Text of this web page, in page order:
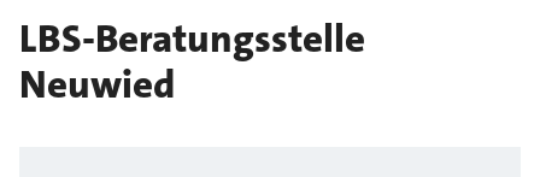
LBS-Beratungsstelle
Neuwied